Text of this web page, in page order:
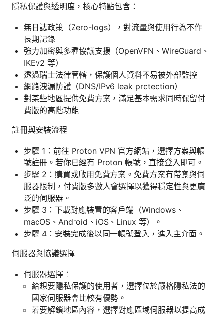
隱私保護與透明度，核心特點包含：
無日誌政策（Zero-logs），對流量與使用行為不作
長期記錄
強力加密與多種協議支援（OpenVPN、WireGuard、
IKEv2 等）
透過瑞士法律管轄，保護個人資料不易被外部監控
網路洩漏防護（DNS/IPv6 leak protection）
對某些地區提供免費方案，滿足基本需求同時保留付
費版的高階功能
註冊與安裝流程
步驟 1：前往 Proton VPN 官方網站，選擇方案與帳
號註冊。若你已經有 Proton 帳號，直接登入即可。
步驟 2：購買或啟用免費方案。免費方案有帶寬與伺
服器限制，付費版多數人會選擇以獲得穩定性與更廣
泛的伺服器。
步驟 3：下載對應裝置的客戶端（Windows、
macOS、Android、iOS、Linux 等）。
步驟 4：安裝完成後以同一帳號登入，進入主介面。
伺服器與協議選擇
伺服器選擇：
給想要隱私保護的使用者，選擇位於嚴格隱私法的
國家伺服器會比較有優勢。
若要解鎖地區內容，選擇對應區域伺服器以提高成